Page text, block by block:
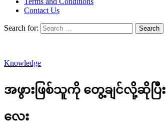
Contact Us
Search for:
Knowledge
အဖွားဖြစ်သူကို တွေ့ချင်လို့ဆိုပ
လေး